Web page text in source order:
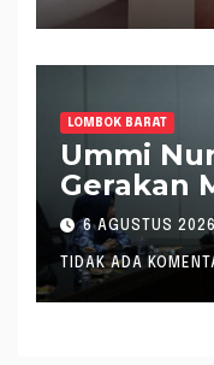
LOMBOK BARAT
Ummi
Gerakan
Tangani
6 AGUSTUS 2026
TIDAK ADA